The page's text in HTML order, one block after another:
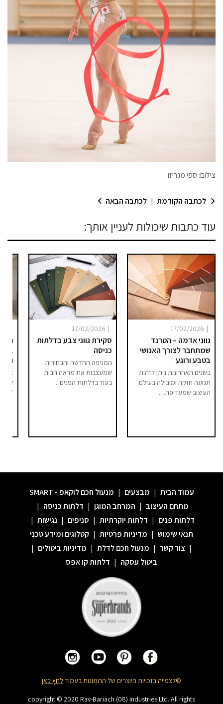
צילום: ספי מגריזו
לכתבה הקודמת | לכתבה הבאה
עוד כתבות שיכולות לעניין אותך:
|
17/02/2026
גווני אדמה – הטרנד
שמתחבר לצורך האנושי
בטבע ורוגע
בשנים האחרונות ניתן לזהות
תנועה חזקה ומובילה בעולם
העיצוב שמעדיפה…
|
17/02/2026
סקירת גווני צבע בדלתות
כניסה
המניפה החדשה והבחירות
שמעצבות את מראה הבית
בעוד בדלתות הפנים…
אם
עמוד הבית | מבצעים | מנעול חכם לוקאפ - SMART
מתחם העיצוב | המרחב המוגן | דלתות כניסה |
דלתות פנים | דלתות יוקרתיות | סניפים | נגישות |
תנאי שימוש | מדיניות פרטיות | קטלוגים ומידע טכני
| צור קשר | מנעול חכם לדלת | מדיניות ביטולים |
ביטול עסקה | דלתות קו אפס
©לצפייה בזכויות היוצרים של התמונות בעמודלחץ כאן
copyright © 2020 Rav-Bariach (08) Industries Ltd. All rights